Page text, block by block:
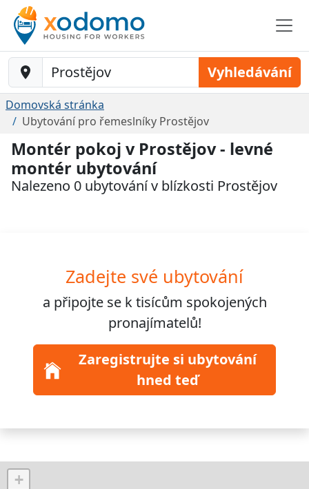
Baustelle-Location Vyhledávání
Domovská stránka
Ubytování pro řemeslníky Prostějov
Montér pokoj v Prostějov - levné
montér ubytování
Nalezeno 0 ubytování v blízkosti Prostějov
Zadejte své ubytování
a připojte se ktisícům spokojených
pronajímatelů!
Zaregistrujte si ubytování
hned teď
+